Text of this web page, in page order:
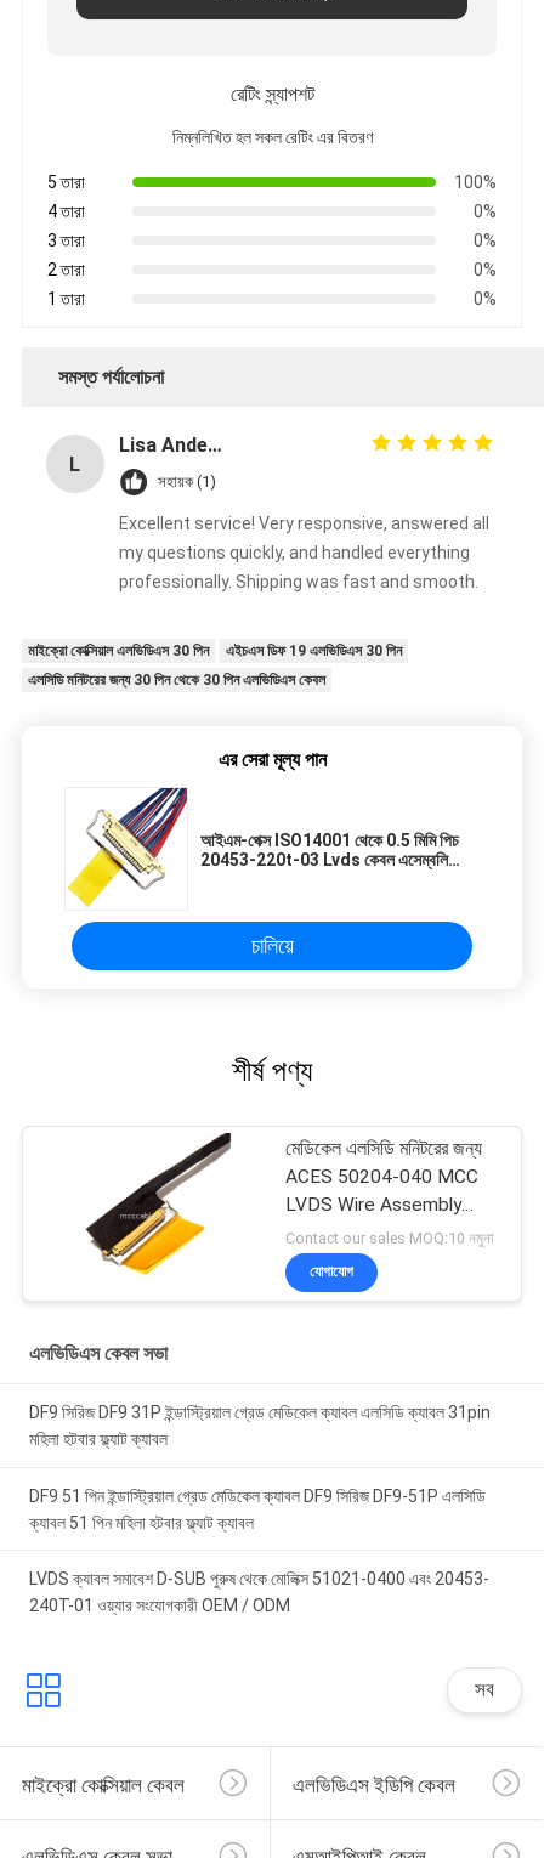
রেটিং স্ন্যাপশট
নিম্নলিখিত হল সকল রেটিং এর বিতরণ
5 তারা
100%
4 তারা
0%
3 তারা
0%
2 তারা
0%
1 তারা
0%
সমস্ত পর্যালোচনা
L
Lisa Anderson
সহায়ক (1)
Excellent service! Very responsive, answered all
my questions quickly, and handled everything
professionally. Shipping was fast and smooth.
মাইক্রো কোক্সিয়াল এলভিডিএস 30 পিন
এইচএস ডিফ 19 এলভিডিএস 30 পিন
এলসিডি মনিটরের জন্য 30 পিন থেকে 30 পিন এলভিডিএস কেবল
এর সেরা মূল্য পান
আইএম-পেক্স ISO14001 থেকে 0.5 মিমি পিচ
20453-220t-03 Lvds কেবল এসেম্বলি
চালিয়ে
শীর্ষ পণ্য
মেডিকেল এলসিডি মনিটরের জন্য
ACES 50204-040 MCC
LVDS Wire Assembly
ISO13485
Contact our sales MOQ:10 নমুনা
যোগাযোগ
এলভিডিএস কেবল সভা
DF9 সিরিজ DF9 31P ইন্ডাস্ট্রিয়াল গ্রেড মেডিকেল ক্যাবল এলসিডি ক্যাবল 31pin
মহিলা হটবার ফ্ল্যাট ক্যাবল
DF9 51 পিন ইন্ডাস্ট্রিয়াল গ্রেড মেডিকেল ক্যাবল DF9 সিরিজ DF9-51P এলসিডি
ক্যাবল 51 পিন মহিলা হটবার ফ্ল্যাট ক্যাবল
LVDS ক্যাবল সমাবেশ D-SUB পুরুষ থেকে মোলিক্স 51021-0400 এবং 20453-
240T-01 ওয়্যার সংযোগকারী OEM / ODM
সব
মাইক্রো কোক্সিয়াল কেবল এলভিডিএস ইডিপি কেবল